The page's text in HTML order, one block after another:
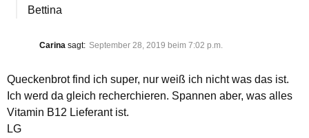
Bettina
Carina sagt: September 28, 2019 beim 7:02 p.m.
Queckenbrot find ich super, nur weiß ich nicht was das ist.
Ich werd da gleich recherchieren. Spannen aber, was alles
Vitamin B12 Lieferant ist.
LG